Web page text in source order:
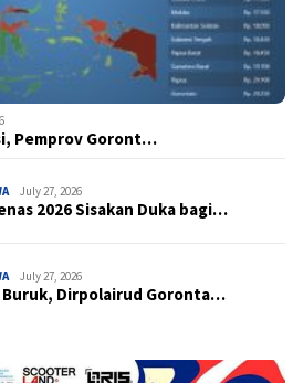
Pemprov Goront…
July 27, 2026
2026 Sisakan Duka bagi…
July 27, 2026
Buruk, Dirpolairud Goronta…